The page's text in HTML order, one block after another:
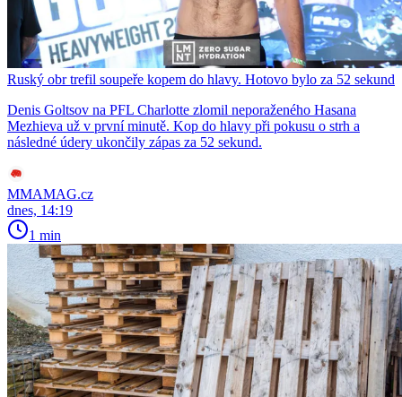
Ruský obr trefil soupeře kopem do hlavy. Hotovo bylo za 52 sekund
Denis Goltsov na PFL Charlotte zlomil neporaženého Hasana
Mezhieva už v první minutě. Kop do hlavy při pokusu o strh a
následné údery ukončily zápas za 52 sekund.
MMAMAG.cz
dnes, 14:19
1 min